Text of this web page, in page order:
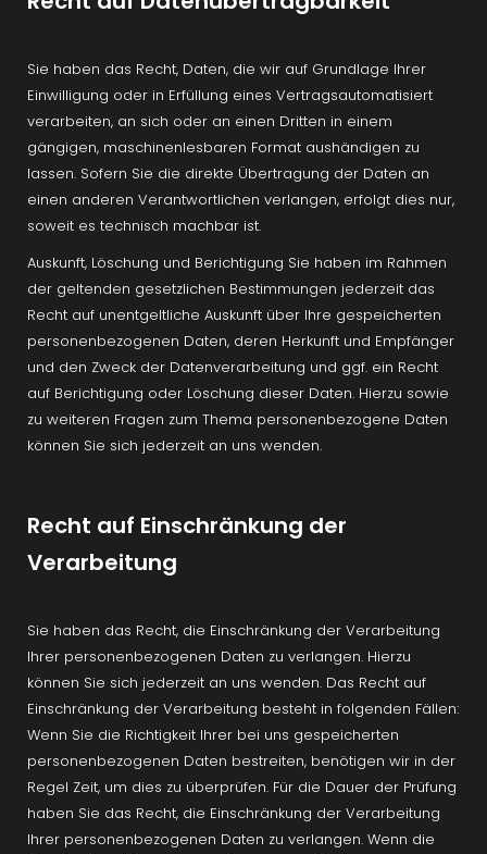
Sie haben das Recht, Daten, die wir auf Grundlage Ihrer
Einwilligung oder in Erfüllung eines Vertragsautomatisiert
verarbeiten, an sich oder an einen Dritten in einem
gängigen, maschinenlesbaren Format aushändigen zu
lassen. Sofern Sie die direkte Übertragung der Daten an
einen anderen Verantwortlichen verlangen, erfolgt dies nur,
soweit es technisch machbar ist.
Auskunft, Löschung und Berichtigung Sie haben im Rahmen
der geltenden gesetzlichen Bestimmungen jederzeit das
Recht auf unentgeltliche Auskunft über Ihre gespeicherten
personenbezogenen Daten, deren Herkunft und Empfänger
und den Zweck der Datenverarbeitung und ggf. ein Recht
auf Berichtigung oder Löschung dieser Daten. Hierzu sowie
zu weiteren Fragen zum Thema personenbezogene Daten
können Sie sich jederzeit an uns wenden.
Recht auf Einschränkung der
Verarbeitung
Sie haben das Recht, die Einschränkung der Verarbeitung
Ihrer personenbezogenen Daten zu verlangen. Hierzu
können Sie sich jederzeit an uns wenden. Das Recht auf
Einschränkung der Verarbeitung besteht in folgenden Fällen:
Wenn Sie die Richtigkeit Ihrer bei uns gespeicherten
personenbezogenen Daten bestreiten, benötigen wir in der
Regel Zeit, um dies zu überprüfen. Für die Dauer der Prüfung
haben Sie das Recht, die Einschränkung der Verarbeitung
Ihrer personenbezogenen Daten zu verlangen. Wenn die